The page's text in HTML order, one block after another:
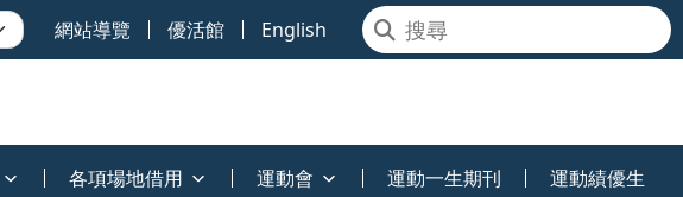
網站導覽 優活館 English
各項場地借用 運動會 運動一生期刊 運動績優生